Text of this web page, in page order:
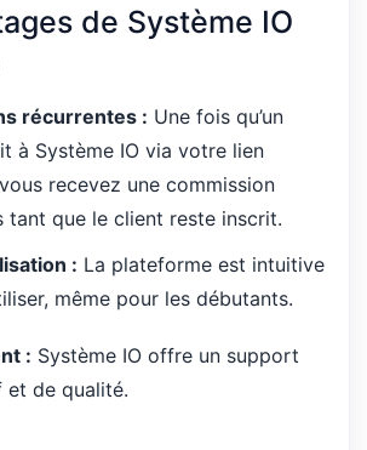
de Système IO
récurrentes : Une fois qu’un
à Système IO via votre lien
recevez une commission
tant que le client reste inscrit.
: La plateforme est intuitive
même pour les débutants.
: Système IO offre un support
de qualité.